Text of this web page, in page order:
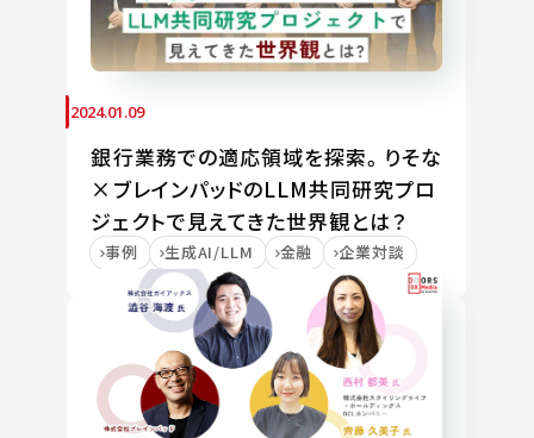
2024.01.09
銀行業務での適応領域を探索。りそな
×ブレインパッドのLLM共同研究プロ
ジェクトで見えてきた世界観とは？
事例 生成AI/LLM 金融 企業対談